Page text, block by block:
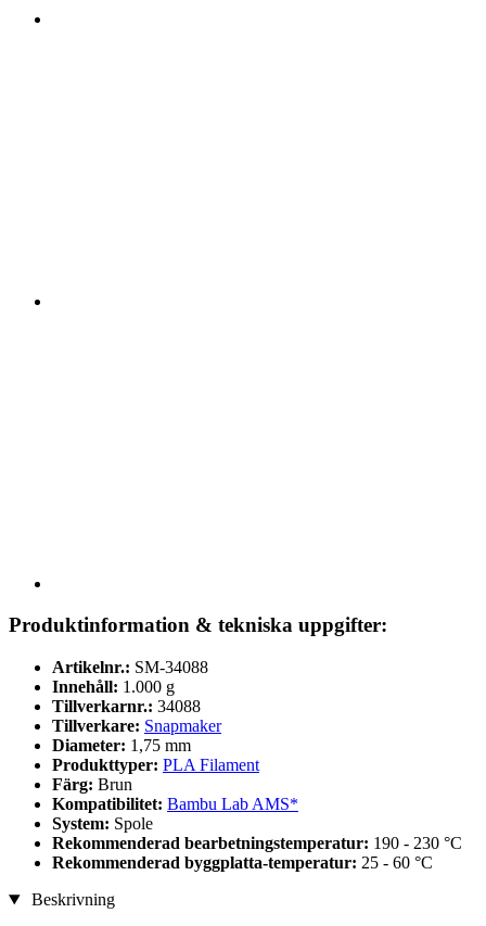
Produktinformation & tekniska uppgifter:
Artikelnr.: SM-34088
Innehåll: 1.000 g
Tillverkarnr.: 34088
Tillverkare: Snapmaker
Diameter: 1,75 mm
Produkttyper: PLA Filament
Färg: Brun
Kompatibilitet: Bambu Lab AMS*
System: Spole
Rekommenderad bearbetningstemperatur: 190 - 230 °C
Rekommenderad byggplatta-temperatur: 25 - 60 °C
Beskrivning